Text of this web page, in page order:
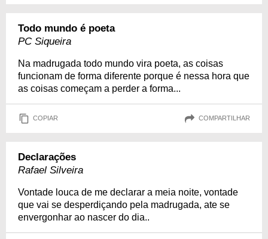
Todo mundo é poeta
PC Siqueira
Na madrugada todo mundo vira poeta, as coisas
funcionam de forma diferente porque é nessa hora que
as coisas começam a perder a forma...
COPIAR COMPARTILHAR
Declarações
Rafael Silveira
Vontade louca de me declarar a meia noite, vontade
que vai se desperdiçando pela madrugada, ate se
envergonhar ao nascer do dia..